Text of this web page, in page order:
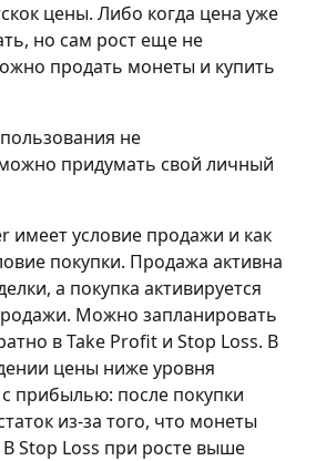
цены. Либо когда цена уже
но сам рост еще не
продать монеты и купить
не
придумать свой личный
имеет условие продажи и как
покупки. Продажа активна
а покупка активируется
Можно запланировать
в Take Profit и Stop Loss. В
цены ниже уровня
прибылью: после покупки
из-за того, что монеты
Stop Loss при росте выше